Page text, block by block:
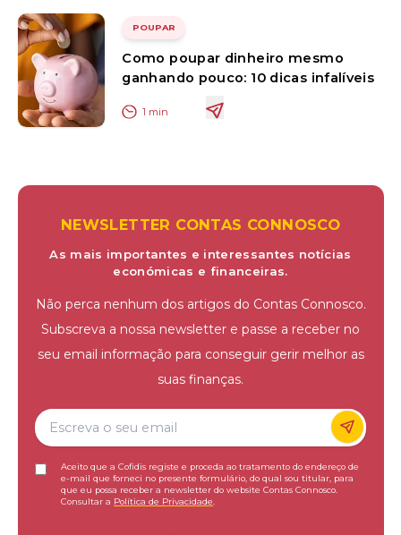
POUPAR
Como poupar dinheiro mesmo
ganhando pouco: 10 dicas infalíveis
1 min
NEWSLETTER CONTAS CONNOSCO
As mais importantes e interessantes notícias
económicas e financeiras.
Não perca nenhum dos artigos do Contas Connosco.
Subscreva a nossa newsletter e passe a receber no
seu email informação para conseguir gerir melhor as
suas finanças.
Aceito que a Cofidis registe e proceda ao tratamento do endereço de
e-mail que forneci no presente formulário, do qual sou titular, para
que eu possa receber a newsletter do website Contas Connosco.
Consultar a Política de Privacidade